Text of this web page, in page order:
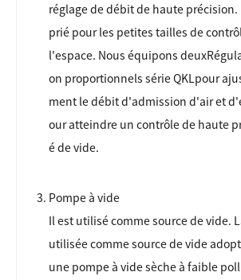
réglage de débit de haute précision.
prié pour les petites tailles de
l'espace. Nous équipons deux
on proportionnels série QKLpour
ment le débit d'admission d'air et
our atteindre un contrôle de haute
é de vide.
Pompe à vide
Il est utilisé comme source de vide.
utilisée comme source de vide
une pompe à vide sèche à faible